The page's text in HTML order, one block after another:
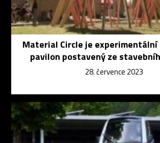
Material Circle je
pavilon postavený ze
28. července 2023